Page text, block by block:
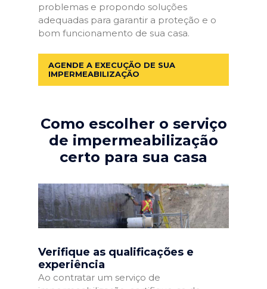
problemas e propondo soluções
adequadas para garantir a proteção e o
bom funcionamento de sua casa.
AGENDE A EXECUÇÃO DE SUA
IMPERMEABILIZAÇÃO
Como escolher o serviço
de impermeabilização
certo para sua casa
Verifique as qualificações e
experiência
Ao contratar um serviço de